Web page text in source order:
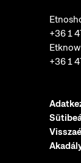
+36 1
+36 1